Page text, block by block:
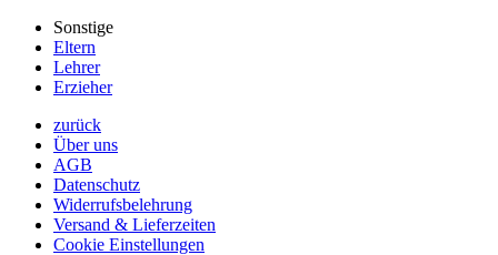
Sonstige
Eltern
Lehrer
Erzieher
zurück
Über uns
AGB
Datenschutz
Widerrufsbelehrung
Versand & Lieferzeiten
Cookie Einstellungen